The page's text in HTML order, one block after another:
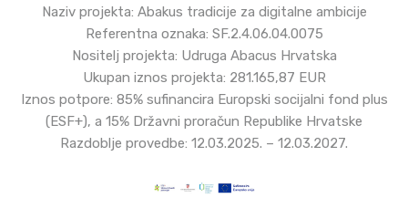
Naziv projekta: Abakus tradicije za digitalne ambicije
Referentna oznaka: SF.2.4.06.04.0075
Nositelj projekta: Udruga Abacus Hrvatska
Ukupan iznos projekta: 281.165,87 EUR
Iznos potpore: 85% sufinancira Europski socijalni fond plus
(ESF+), a 15% Državni proračun Republike Hrvatske
Razdoblje provedbe: 12.03.2025. – 12.03.2027.